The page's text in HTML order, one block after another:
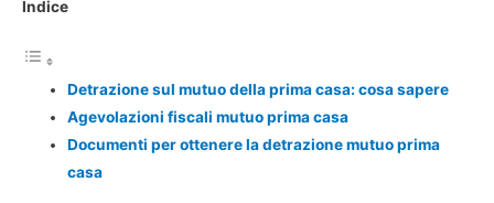
Indice
Detrazione sul mutuo della prima casa: cosa sapere
Agevolazioni fiscali mutuo prima casa
Documenti per ottenere la detrazione mutuo prima
casa